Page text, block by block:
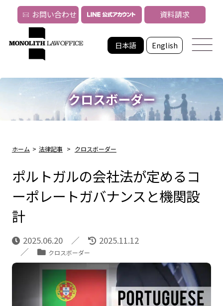
日本語 English
お問い合わせ 資料請求
クロスボーダー
ホーム > 法律記事 > クロスボーダー
ポルトガルの会社法が定めるコ
ーポレートガバナンスと機関設
計
2025.06.20 2025.11.12
クロスボーダー